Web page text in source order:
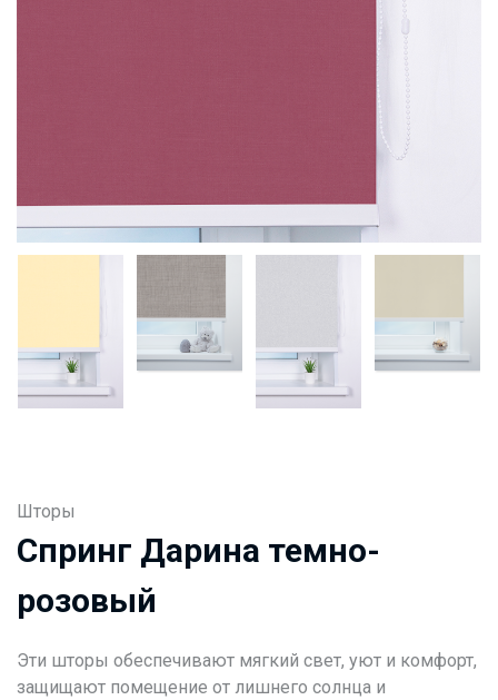
Шторы
Спринг Дарина темно-
розовый
Эти шторы обеспечивают мягкий свет, уют и комфорт,
защищают помещение от лишнего солнца и